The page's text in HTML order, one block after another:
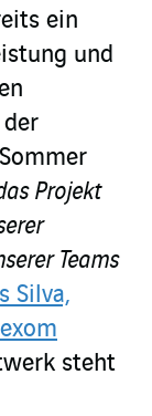
ein
und
Projekt
Teams
Silva,
steht